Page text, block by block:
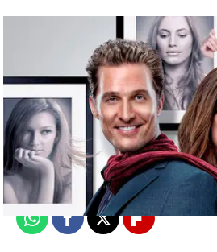
neox
Publicado: 13 de febrero de
WhatsappFacebook
X Flipboard